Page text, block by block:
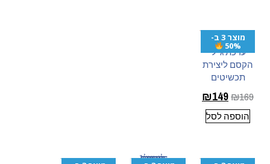
מוצר 3 ב-
50%
ערכת ג׳לי
הקסם ליצירת
תכשיטים
₪169
₪149
הוספה לסל